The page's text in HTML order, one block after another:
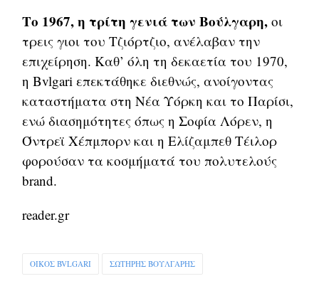
Το 1967, η τρίτη γενιά των Βούλγαρη, οι
τρεις γιοι του Τζιόρτζιο, ανέλαβαν την
επιχείρηση. Καθ’ όλη τη δεκαετία του 1970,
η Bvlgari επεκτάθηκε διεθνώς, ανοίγοντας
καταστήματα στη Νέα Υόρκη και το Παρίσι,
ενώ διασημότητες όπως η Σοφία Λόρεν, η
Όντρεϊ Χέπμπορν και η Ελίζαμπεθ Τέιλορ
φορούσαν τα κοσμήματά του πολυτελούς
brand.
reader.gr
ΟΙΚΟΣ BVLGARI ΣΩΤΗΡΗΣ ΒΟΥΛΓΑΡΗΣ